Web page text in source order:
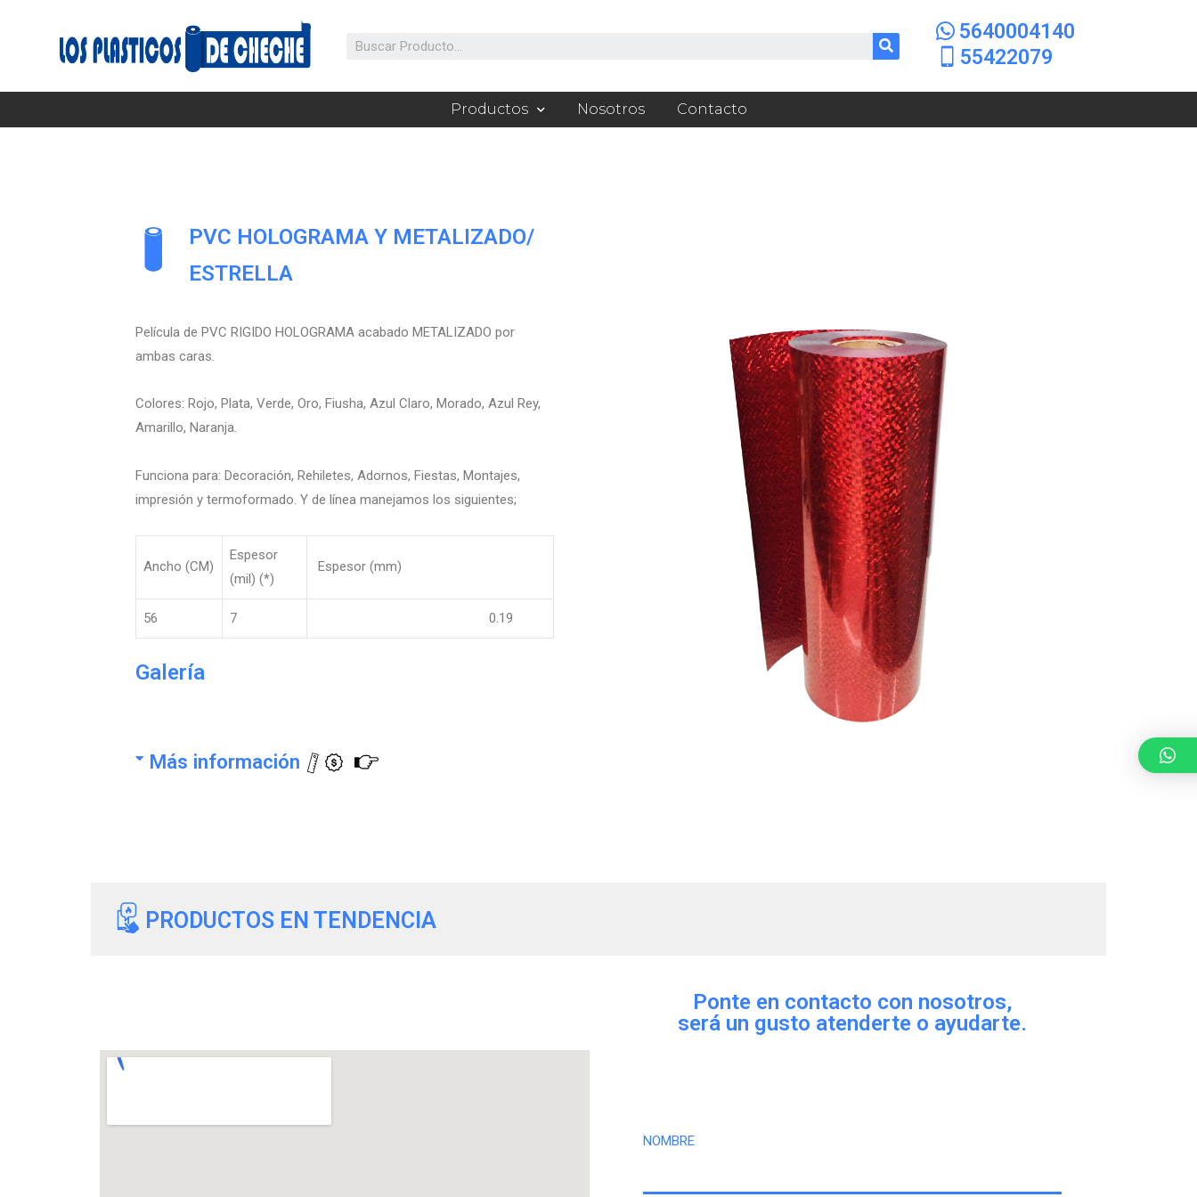
5640004140
55422079
Productos Nosotros Contacto
PVC HOLOGRAMA Y METALIZADO/
ESTRELLA
Película de PVC RIGIDO HOLOGRAMA acabado METALIZADO por
ambas caras.
Colores: Rojo, Plata, Verde, Oro, Fiusha, Azul Claro, Morado, Azul Rey,
Amarillo, Naranja.
Funciona para: Decoración, Rehiletes, Adornos, Fiestas, Montajes,
impresión y termoformado. Y de línea manejamos los siguientes;
Ancho (CM)
Espesor
(mil) (*)
Espesor (mm)
56 7 0.19
Galería
Más información
PRODUCTOS EN TENDENCIA
Ponte en contacto con nosotros,
será un gusto atenderte o ayudarte.
NOMBRE